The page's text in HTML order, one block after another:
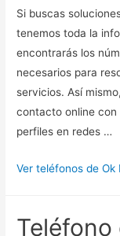
Si buscas
tenemos toda la
encontrarás los
necesarios para
servicios. Así
contacto online con
perfiles en redes …
Ver teléfonos de Ok
Teléfono